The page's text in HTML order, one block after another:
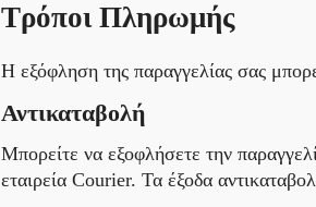
Τρόποι Πληρωμής
Η εξόφληση της παραγγελίας σας
Αντικαταβολή
Μπορείτε να εξοφλήσετε την
εταιρεία Courier. Τα έξοδα